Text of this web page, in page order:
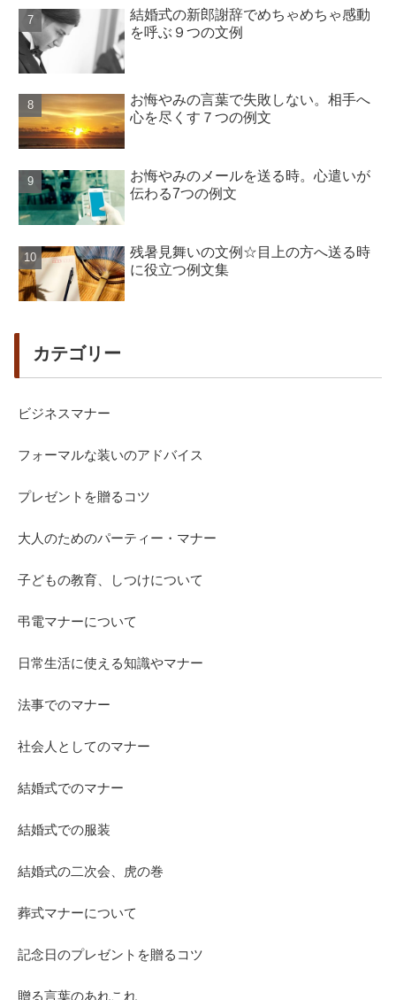
結婚式の新郎謝辞でめちゃめちゃ感動
を呼ぶ９つの文例
お悔やみの言葉で失敗しない。相手へ
心を尽くす７つの例文
お悔やみのメールを送る時。心遣いが
伝わる7つの例文
残暑見舞いの文例☆目上の方へ送る時
に役立つ例文集
カテゴリー
ビジネスマナー
フォーマルな装いのアドバイス
プレゼントを贈るコツ
大人のためのパーティー・マナー
子どもの教育、しつけについて
弔電マナーについて
日常生活に使える知識やマナー
法事でのマナー
社会人としてのマナー
結婚式でのマナー
結婚式での服装
結婚式の二次会、虎の巻
葬式マナーについて
記念日のプレゼントを贈るコツ
贈る言葉のあれこれ